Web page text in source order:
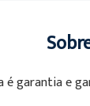
é garantia e